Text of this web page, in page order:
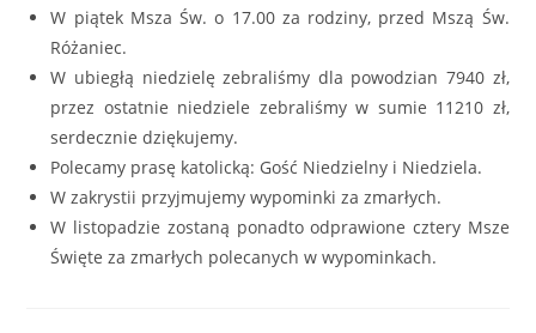
W piątek Msza Św. o 17.00 za rodziny, przed Mszą Św.
Różaniec.
W ubiegłą niedzielę zebraliśmy dla powodzian 7940 zł,
przez ostatnie niedziele zebraliśmy w sumie 11210 zł,
serdecznie dziękujemy.
Polecamy prasę katolicką: Gość Niedzielny i Niedziela.
W zakrystii przyjmujemy wypominki za zmarłych.
W listopadzie zostaną ponadto odprawione cztery Msze
Święte za zmarłych polecanych w wypominkach.